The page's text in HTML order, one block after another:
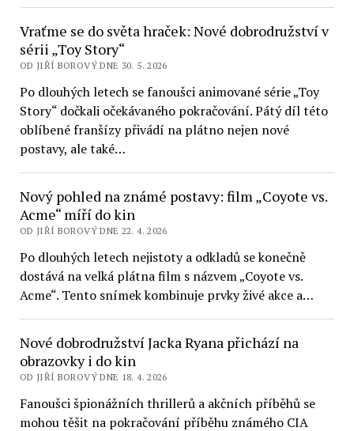
Vraťme se do světa hraček: Nové dobrodružství v
sérii „Toy Story“
OD JIŘÍ BOROVÝ DNE 30. 5. 2026
Po dlouhých letech se fanoušci animované série „Toy
Story“ dočkali očekávaného pokračování. Pátý díl této
oblíbené franšízy přivádí na plátno nejen nové
postavy, ale také…
Nový pohled na známé postavy: film „Coyote vs.
Acme“ míří do kin
OD JIŘÍ BOROVÝ DNE 22. 4. 2026
Po dlouhých letech nejistoty a odkladů se konečně
dostává na velká plátna film s názvem „Coyote vs.
Acme“. Tento snímek kombinuje prvky živé akce a…
Nové dobrodružství Jacka Ryana přichází na
obrazovky i do kin
OD JIŘÍ BOROVÝ DNE 18. 4. 2026
Fanoušci špionážních thrillerů a akčních příběhů se
mohou těšit na pokračování příběhu známého CIA